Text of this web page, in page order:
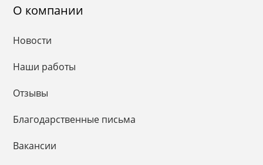
О компании
Новости
Наши работы
Отзывы
Благодарственные письма
Вакансии